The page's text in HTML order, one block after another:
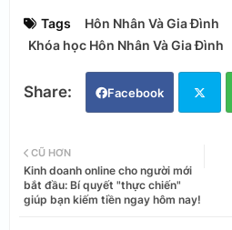
Tags
Hôn Nhân Và Gia Đình
Khóa học Hôn Nhân Và Gia Đình
Facebook
tter
CŨ HƠN
Kinh doanh online cho người mới
bắt đầu: Bí quyết "thực chiến"
giúp bạn kiếm tiền ngay hôm nay!